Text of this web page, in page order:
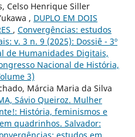
Celso Henrique Siller
, DUPLO EM DOIS
, Convergências: estudos
v. 3 n. 9 (2025): Dossiê - 3º
de Humanidades Digitais,
Nacional de História,
3)
Márcia Maria da Silva
Sávio Queiroz. Mulher
História, feminismos e
quadrinhos. Salvador: